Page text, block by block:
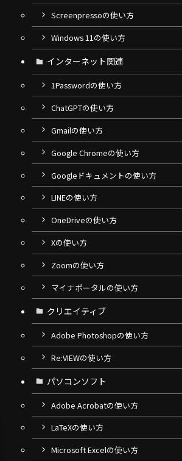
Screenpressoの使い方
Windows 11の使い方
インターネット関連
1Passwordの使い方
ChatGPTの使い方
Gmailの使い方
Google Chromeの使い方
Googleドキュメントの使い方
LINEの使い方
OneDriveの使い方
Xの使い方
Zoomの使い方
マイナポータルの使い方
クリエイティブ
Adobe Photoshopの使い方
Re:VIEWの使い方
パソコンソフト
Adobe Acrobatの使い方
LaTeXの使い方
Microsoft Excelの使い方